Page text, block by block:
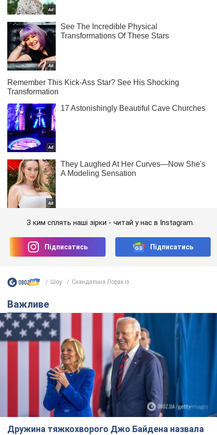
З ким сплять наші зірки - читай у нас в Instagram.
Підписатись Підписатись
Шоу Скандальна Лорак із...
Важливе
Дружина тяжкохворого Джо Байдена назвала